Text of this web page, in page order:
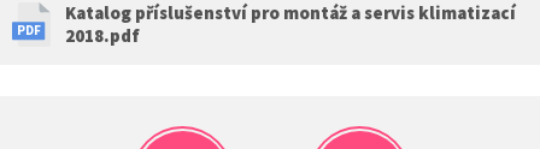
Katalog příslušenství pro montáž a servis klimatizací
2018.pdf